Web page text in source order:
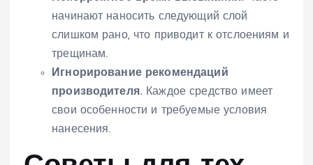
начинают наносить следующий слой
слишком рано, что приводит к отслоениям и
трещинам.
Игнорирование рекомендаций
производителя. Каждое средство имеет
свои особенности и требуемые условия
нанесения.